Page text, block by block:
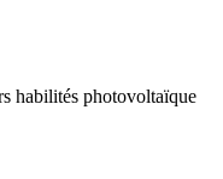
habilités photovoltaïque